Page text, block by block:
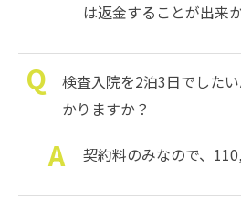
は返金することが出来か
検査入院を2泊3日でした
かりますか？
契約料のみなので、